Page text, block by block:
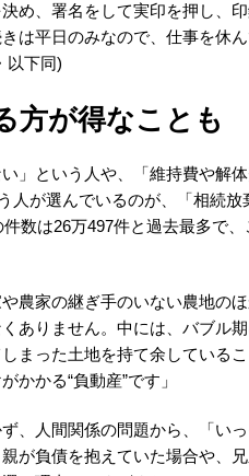
め、署名をして実印を押し、
は平日のみなので、仕事を休
以下同)
方が得なことも
」という人や、「維持費や解
人が選んでいるのが、「相続
数は26万497件と過去最多で
農家の継ぎ手のいない農地の
ありません。中には、バブル
まった土地を持て余している
かかる“負動産”です」
、人間関係の問題から、「い
が負債を抱えていた場合や、